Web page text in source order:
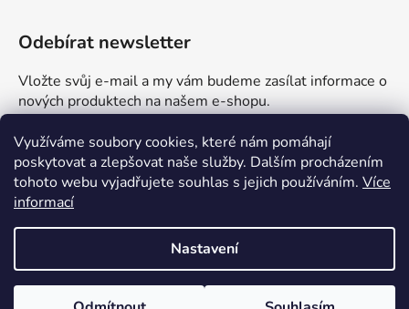
Využíváme soubory cookies, které nám pomáhají
poskytovat a zlepšovat naše služby. Dalším procházením
tohoto webu vyjadřujete souhlas s jejich používáním. Více
informací
Nastavení
Odebírat newsletter
Vložte svůj e-mail a my vám budeme zasílat informace o
nových produktech na našem e-shopu.
E-mail
PŘIHLÁSIT SE
Vytvořil Shoptet